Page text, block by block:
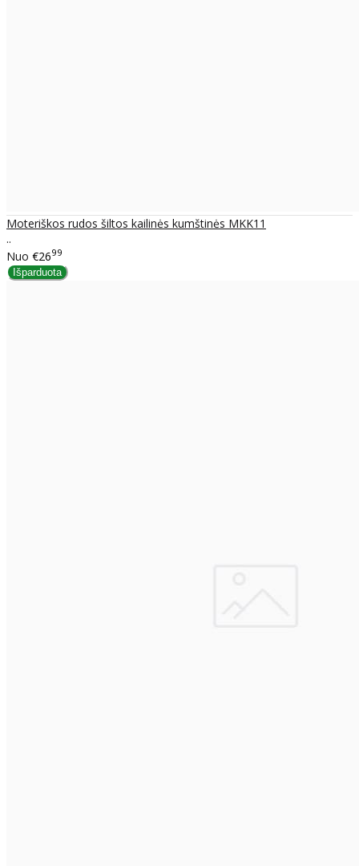
Moteriškos rudos šiltos kailinės kumštinės MKK11
..
Nuo €2699